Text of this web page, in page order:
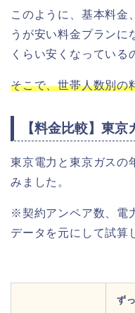
このように、基本料金
うが安い料金プランに
くらい安くなっている
そこで、世帯人数別の
【料金比較】東
東京電力と東京ガスの
みました。
※契約アンペア数、電
データを元にして試算
ず